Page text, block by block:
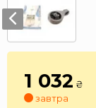
1 032 ₴
завтра